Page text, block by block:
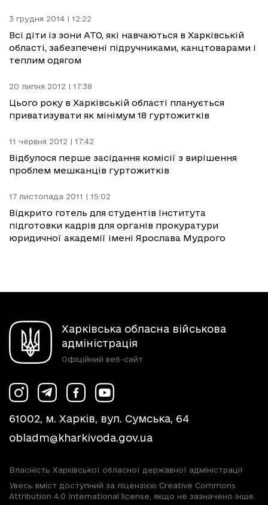
3 грудня 2014 | 12:22
Всі діти із зони АТО, які навчаються в Харківській
області, забезпечені підручниками, канцтоварами і
теплим одягом
20 липня 2012 | 17:38
Цього року в Харківській області планується
приватизувати як мінімум 18 гуртожитків
11 червня 2012 | 17:42
Відбулося перше засідання комісії з вирішення
проблем мешканців гуртожитків
17 листопада 2011 | 15:02
Відкрито готель для студентів Інститута
підготовки кадрів для органів прокуратури
юридичної академії імені Ярослава Мудрого
Харківська обласна військова
адміністрація
Офіційний веб-сайт
61002, м. Харків, вул. Сумська, 64
obladm@kharkivoda.gov.ua
Власність Харківської обласної державної адміністрації
Увесь вміст доступний за ліцензією Creative Commons
Attribution 4.0 International license, якщо не зазначено інше.